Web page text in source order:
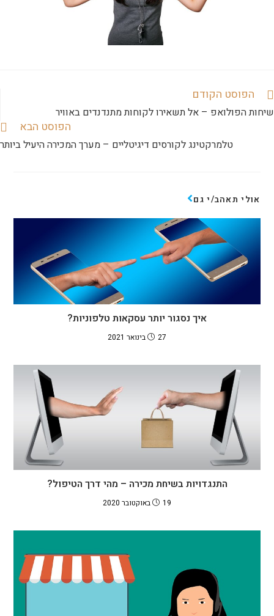
הפוסט הקודם
שיחות הפולואפ – אל תשאירו לקוחות מתנדנדים באוויר
הפוסט הבא
טלמרקטינג לקורסים דיגיטליים – מערך המכירה היעיל ביותר
אולי תאהב/י גם
איך נסגור יותר עסקאות טלפוניות?
27 בינואר 2021
התנגדויות בשיחת מכירה – מהי דרך הטיפול?
19 באוקטובר 2020